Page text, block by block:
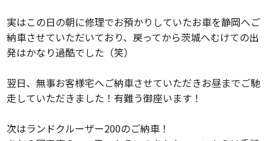
実はこの日の朝に修理でお預かりしていたお車を静岡へご
納車させていただいており、戻ってから茨城へむけての出
発はかなり過酷でした（笑）
翌日、無事お客様宅へご納車させていただきお昼までご馳
走していただきました！有難う御座います！
次はランドクルーザー200のご納車！